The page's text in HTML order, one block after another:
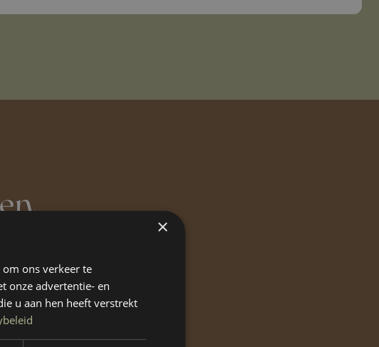
op
×
ons verkeer te
onze advertentie- en
u aan hen heeft verstrekt